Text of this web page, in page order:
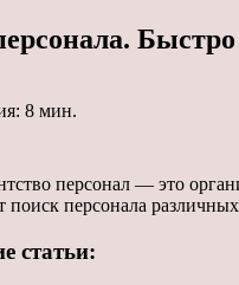
8 мин.
персонал — это
поиск персонала
статьи: